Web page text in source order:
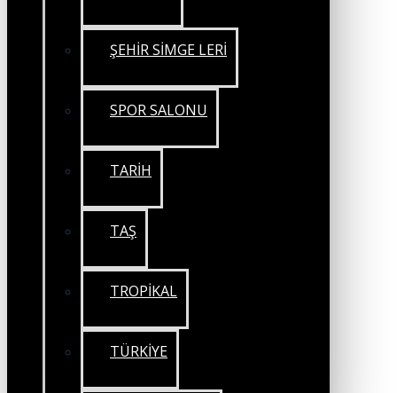
ŞEHİR SİMGE LERİ
SPOR SALONU
TARİH
TAŞ
TROPİKAL
TÜRKİYE